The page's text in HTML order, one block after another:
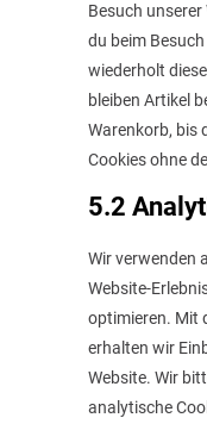
Besuch unserer
du beim
wiederholt
bleiben Artikel
Warenkorb, bis
Cookies ohne
5.2
Wir verwenden
Website-
optimieren. Mit
erhalten wir
Website. Wir
analytische